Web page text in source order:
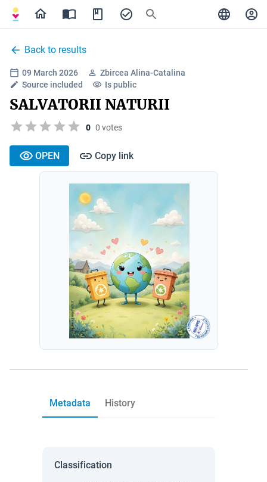
Back to results
09 March 2026
Zbircea Alina-Catalina
Source included
Is public
SALVATORII NATURII
0 0 votes
OPEN Copy link
Metadata History
Classification